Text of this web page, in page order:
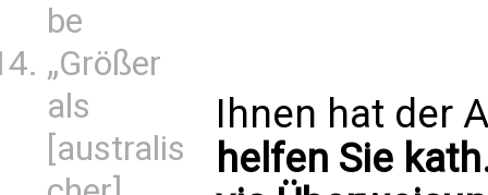
be
„Größer
als
[australis
Ihnen hat der
helfen Sie